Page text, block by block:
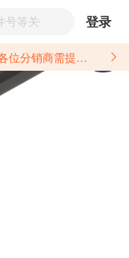
登录
明确禁止在产品标题、卖点和描述中直接使用适配车型的年份、品牌和型号信息；请您仔细研究并熟悉所销售平台关于汽配产品上架销售的具体规则，如果因上架的汽配产品信息填写不符合所销售平台要求，产生违规/侵权等问题所造成的损失需您自行承担。